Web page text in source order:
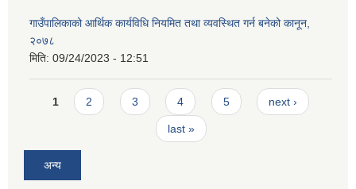
गाउँपालिकाको आर्थिक कार्यविधि नियमित तथा व्यवस्थित गर्न बनेको कानून,
२०७८
मिति: 09/24/2023 - 12:51
Pages
1 2 3 4 5 next ›
last »
अन्य